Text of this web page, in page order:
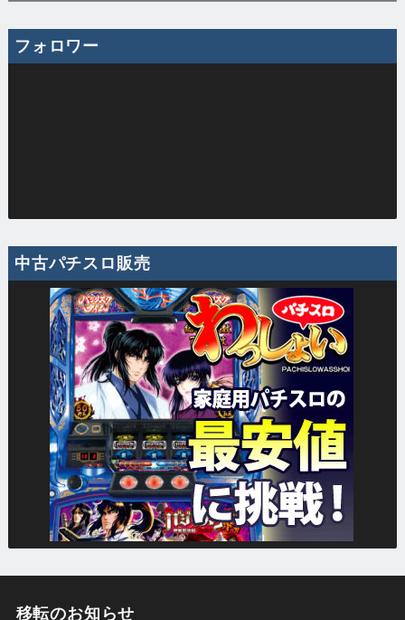
フォロワー
中古パチスロ販売
移転のお知らせ